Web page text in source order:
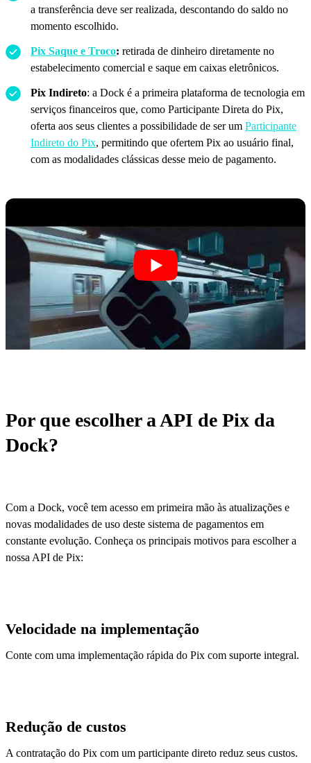
a transferência deve ser realizada, descontando do saldo no
momento escolhido.
Pix Saque e Troco: retirada de dinheiro diretamente no
estabelecimento comercial e saque em caixas eletrônicos.
Pix Indireto: a Dock é a primeira plataforma de tecnologia em
serviços financeiros que, como Participante Direta do Pix,
oferta aos seus clientes a possibilidade de ser um Participante
Indireto do Pix, permitindo que ofertem Pix ao usuário final,
com as modalidades clássicas desse meio de pagamento.
Por que escolher a API de Pix da
Dock?
Com a Dock, você tem acesso em primeira mão às atualizações e
novas modalidades de uso deste sistema de pagamentos em
constante evolução. Conheça os principais motivos para escolher a
nossa API de Pix:
Velocidade na implementação
Conte com uma implementação rápida do Pix com suporte integral.
Redução de custos
A contratação do Pix com um participante direto reduz seus custos.